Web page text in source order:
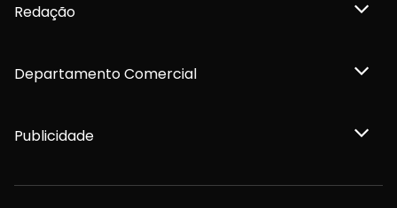
Redação
Departamento Comercial
Publicidade